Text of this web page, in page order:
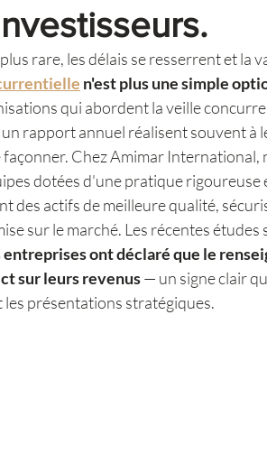
rare, les délais se resserrent et la
n'est plus une simple
qui abordent la veille
rapport annuel réalisent souvent à
Chez Amimar International,
dotées d'une pratique rigoureuse
des actifs de meilleure qualité,
sur le marché. Les récentes études
entreprises ont déclaré que le
sur leurs revenus — un signe clair
les présentations stratégiques.